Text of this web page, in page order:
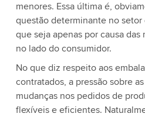
menores. Essa última é,
questão determinante no
que seja apenas por causa
no lado do consumidor.
No que diz respeito aos
contratados, a pressão sobre
mudanças nos pedidos de
flexíveis e eficientes.